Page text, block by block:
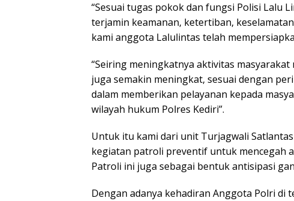
“Sesuai tugas pokok dan fungsi Polisi Lalu
terjamin keamanan, ketertiban,
kami anggota Lalulintas telah
“Seiring meningkatnya aktivitas
juga semakin meningkat, sesuai dengan
dalam memberikan pelayanan kepada
wilayah hukum Polres Kediri”.
Untuk itu kami dari unit Turjagwali
kegiatan patroli preventif untuk mencegah
Patroli ini juga sebagai bentuk antisipasi
Dengan adanya kehadiran Anggota Polri di